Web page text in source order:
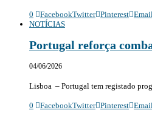
0 FacebookTwitter Pinterest Email
NOTÍCIAS
Portugal reforça
04/06/2026
Lisboa – Portugal tem registado
0 FacebookTwitter Pinterest Email